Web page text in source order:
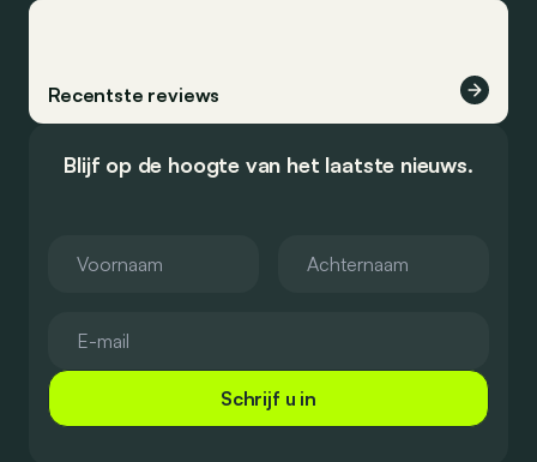
Recentste reviews
Blijf op de hoogte van het laatste nieuws.
Schrijf u in